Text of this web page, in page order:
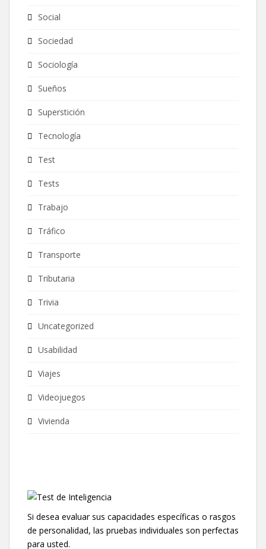
Social
Sociedad
Sociología
Sueños
Superstición
Tecnología
Test
Tests
Trabajo
Tráfico
Transporte
Tributaria
Trivia
Uncategorized
Usabilidad
Viajes
Videojuegos
Vivienda
Si desea evaluar sus capacidades específicas o rasgos
de personalidad, las pruebas individuales son perfectas
para usted.